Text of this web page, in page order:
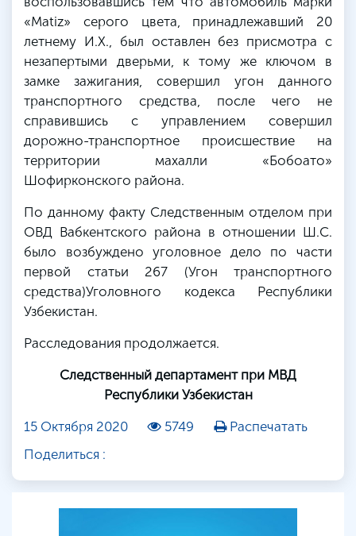
«Matiz» серого цвета, принадлежавший 20
летнему И.Х., был оставлен без присмотра с
незапертыми дверьми, к тому же ключом в
замке зажигания, совершил угон данного
транспортного средства, после чего не
справившись с управлением совершил
дорожно-транспортное происшествие на
территории махалли «Бобоато»
Шофирконского района.
По данному факту Следственным отделом при
ОВД Вабкентского района в отношении Ш.С.
было возбуждено уголовное дело по части
первой статьи 267 (Угон транспортного
средства)Уголовного кодекса Республики
Узбекистан.
Расследования продолжается.
Следственный департамент при МВД
Республики Узбекистан
15 Октября 2020
5749
Распечатать
Поделиться :